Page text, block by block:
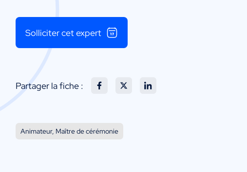
Solliciter cet expert
Partager la fiche :
Animateur, Maître de cérémonie